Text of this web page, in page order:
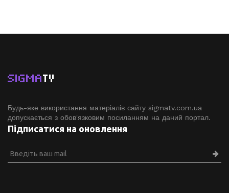
SIGMATV
Будь-яке використання матеріалів сайту sigmatv.com.ua
допускається з обов'язковим посиланням на даний портал.
Підписатися на оновлення